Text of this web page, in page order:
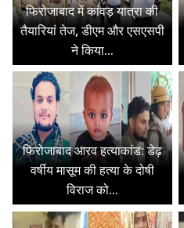
फिरोजाबाद में कांवड़ यात्रा की
तैयारियां तेज, डीएम और एसएसपी
ने किया...
फिरोजाबाद आरव हत्याकांड: डेढ़
वर्षीय मासूम की हत्या के दोषी
विराज को...